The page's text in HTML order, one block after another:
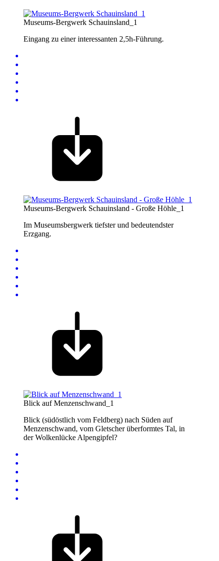
Museums-Bergwerk Schauinsland_1
Eingang zu einer interessanten 2,5h-Führung.
Museums-Bergwerk Schauinsland - Große Höhle_1
Im Museumsbergwerk tiefster und bedeutendster
Erzgang.
Blick auf Menzenschwand_1
Blick (südöstlich vom Feldberg) nach Süden auf
Menzenschwand, vom Gletscher überformtes Tal, in
der Wolkenlücke Alpengipfel?